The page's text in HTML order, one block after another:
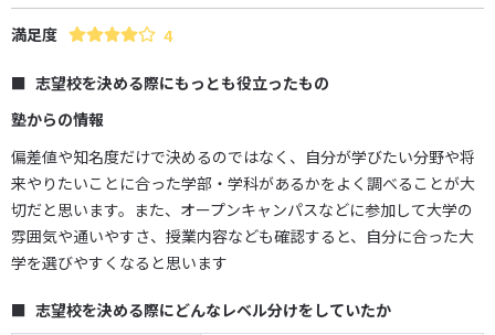
満足度 4
志望校を決める際にもっとも役立ったもの
塾からの情報
偏差値や知名度だけで決めるのではなく、自分が学びたい分野や将
来やりたいことに合った学部・学科があるかをよく調べることが大
切だと思います。また、オープンキャンパスなどに参加して大学の
雰囲気や通いやすさ、授業内容なども確認すると、自分に合った大
学を選びやすくなると思います
志望校を決める際にどんなレベル分けをしていたか